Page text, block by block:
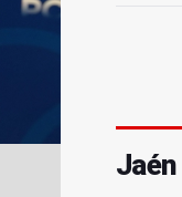
Jaén